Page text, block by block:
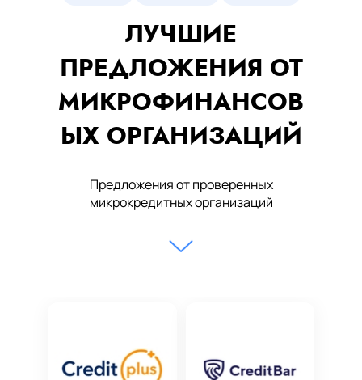
ЛУЧШИЕ
ПРЕДЛОЖЕНИЯ ОТ
МИКРОФИНАНСОВ
ЫХ ОРГАНИЗАЦИЙ
Предложения от проверенных
микрокредитных организаций